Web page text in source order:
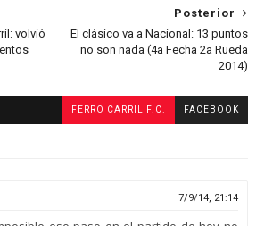
Posterior
El clásico va a Nacional: 13 puntos
no son nada (4a Fecha 2a Rueda
2014)
volvió
FERRO CARRIL F.C. FACEBOOK
7/9/14, 21:14